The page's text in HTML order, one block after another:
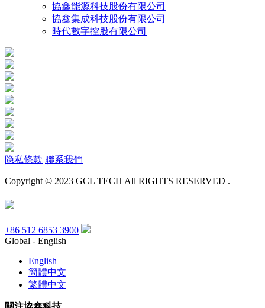
協鑫能源科技股份有限公司
協鑫集成科技股份有限公司
時代數字控股有限公司
隐私條款 聯系我們
Copyright © 2023 GCL TECH All RIGHTS RESERVED .
+86 512 6853 3900
Global - English
English
簡體中文
繁體中文